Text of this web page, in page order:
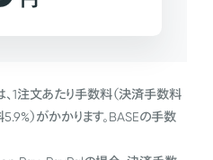
1注文あたり手数料（決済手数料
）がかかります。BASEの手数